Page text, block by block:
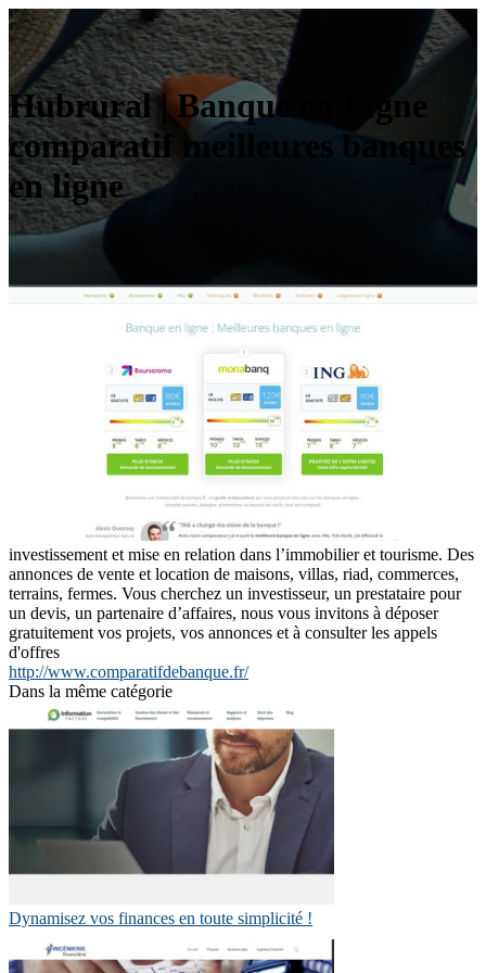
Hubrural | Banque en Ligne
comparatif meilleures banques
en ligne
investissement et mise en relation dans l’immobilier et tourisme. Des
annonces de vente et location de maisons, villas, riad, commerces,
terrains, fermes. Vous cherchez un investisseur, un prestataire pour
un devis, un partenaire d’affaires, nous vous invitons à déposer
gratuitement vos projets, vos annonces et à consulter les appels
d'offres
http://www.comparatifdebanque.fr/
Dans la même catégorie
Dynamisez vos finances en toute simplicité !